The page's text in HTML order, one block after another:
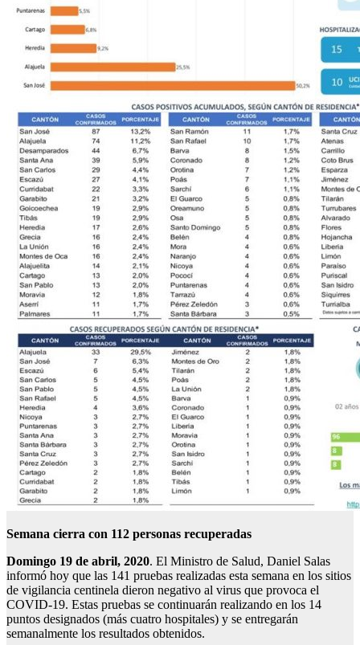
Semana cierra con 112 personas recuperadas
Domingo 19 de abril, 2020. El Ministro de Salud, Daniel Salas
informó hoy que las 141 pruebas realizadas esta semana en los sitios
de vigilancia centinela dieron negativo al virus que provoca el
COVID-19. Estas pruebas se continuarán realizando en los 14
puntos designados (más cuatro hospitales) y se entregarán
semanalmente los resultados obtenidos.